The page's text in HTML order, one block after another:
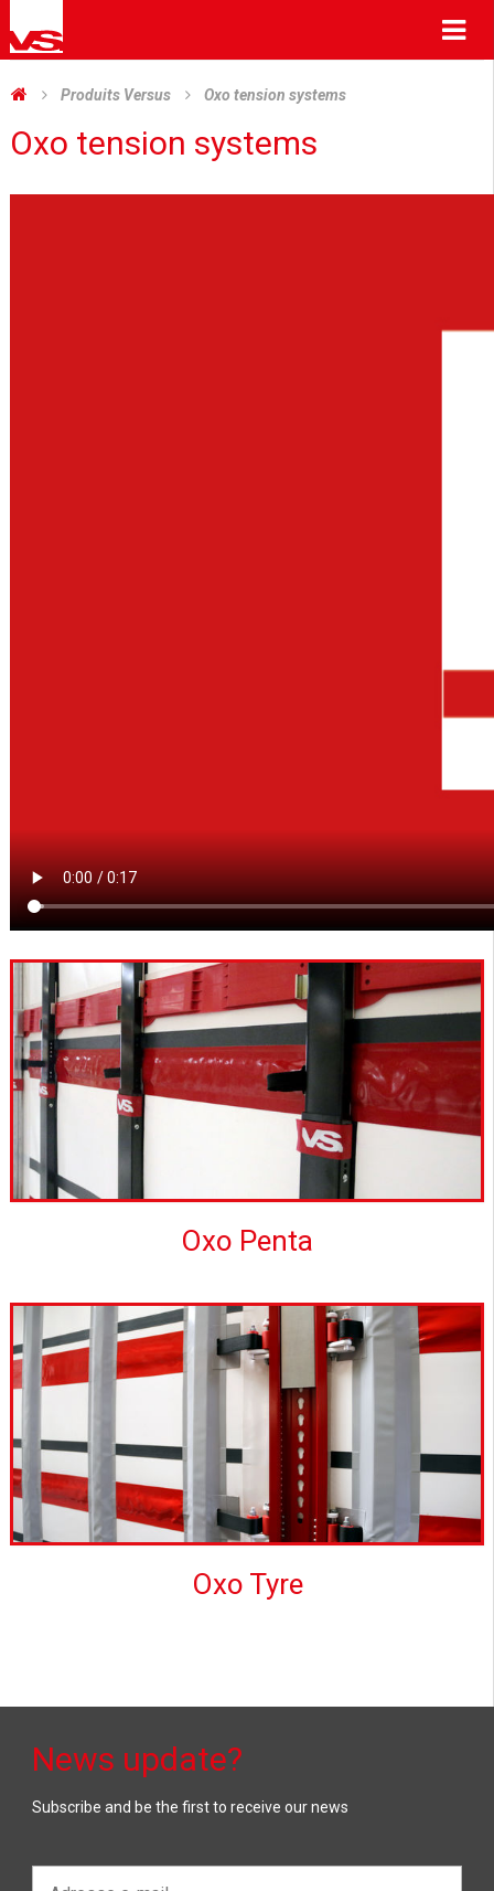
Produits Versus Oxo tension systems
Oxo tension systems
Oxo Penta
Oxo Tyre
News update?
Subscribe and be the first to receive our news